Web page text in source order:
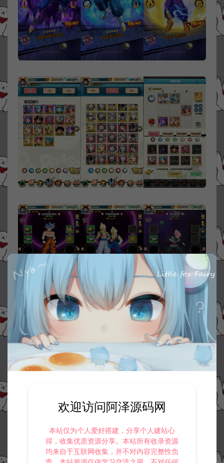
欢迎访问阿泽源码网
本站仅为个人爱好搭建，分享个人建站心
得，收集优质资源分享。本站所有收录资源
均来自于互联网收集，并不对内容完整性负